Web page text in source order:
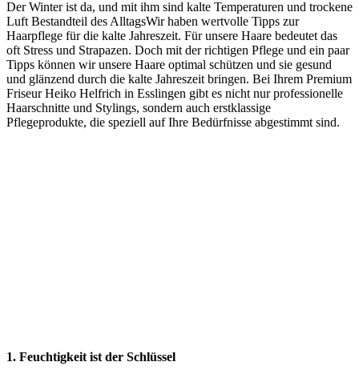
Der Winter ist da, und mit ihm sind kalte Temperaturen und trockene
Luft Bestandteil des AlltagsWir haben wertvolle Tipps zur
Haarpflege für die kalte Jahreszeit. Für unsere Haare bedeutet das
oft Stress und Strapazen. Doch mit der richtigen Pflege und ein paar
Tipps können wir unsere Haare optimal schützen und sie gesund
und glänzend durch die kalte Jahreszeit bringen. Bei Ihrem Premium
Friseur Heiko Helfrich in Esslingen gibt es nicht nur professionelle
Haarschnitte und Stylings, sondern auch erstklassige
Pflegeprodukte, die speziell auf Ihre Bedürfnisse abgestimmt sind.
1. Feuchtigkeit ist der Schlüssel